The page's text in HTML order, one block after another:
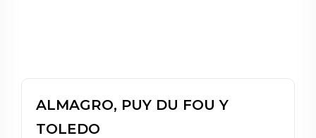
ALMAGRO, PUY DU FOU Y
TOLEDO